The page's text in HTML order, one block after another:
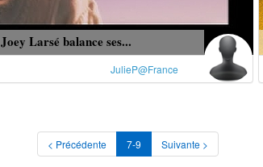
Joey Larsé balance ses...
JulieP@France
< Précédente 7-9 Suivante >